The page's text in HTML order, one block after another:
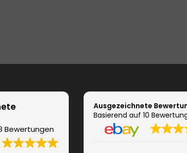
Bewertungen
Ausgezeichnete
Basierend auf 10